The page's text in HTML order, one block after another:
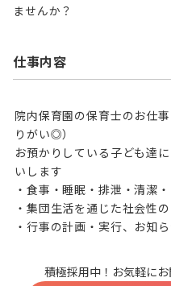
ませんか？
仕事内容
院内保育園の保育士のお仕
りがい◎）
お預かりしている子ども達
いします
・食事・睡眠・排泄・清潔
・集団生活を通じた社会性
・行事の計画・実行、お知
積極採用中！お気軽に